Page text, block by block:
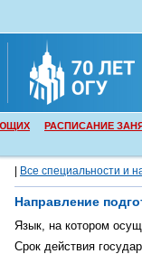
РАСПИСАНИЕ
Все специальности и
Направление
Язык, на котором
Срок действия